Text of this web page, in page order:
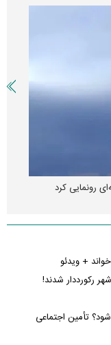
رکورددار شدند!
تأمین اجتماعی